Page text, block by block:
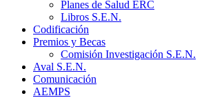
Planes de Salud ERC
Libros S.E.N.
Codificación
Premios y Becas
Comisión Investigación S.E.N.
Aval S.E.N.
Comunicación
AEMPS